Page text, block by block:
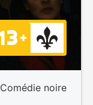
Comédie noire